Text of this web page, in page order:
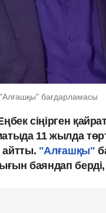
бағдарламасы
сіңірген
11 жылда
"Алғашқы"
баяндап